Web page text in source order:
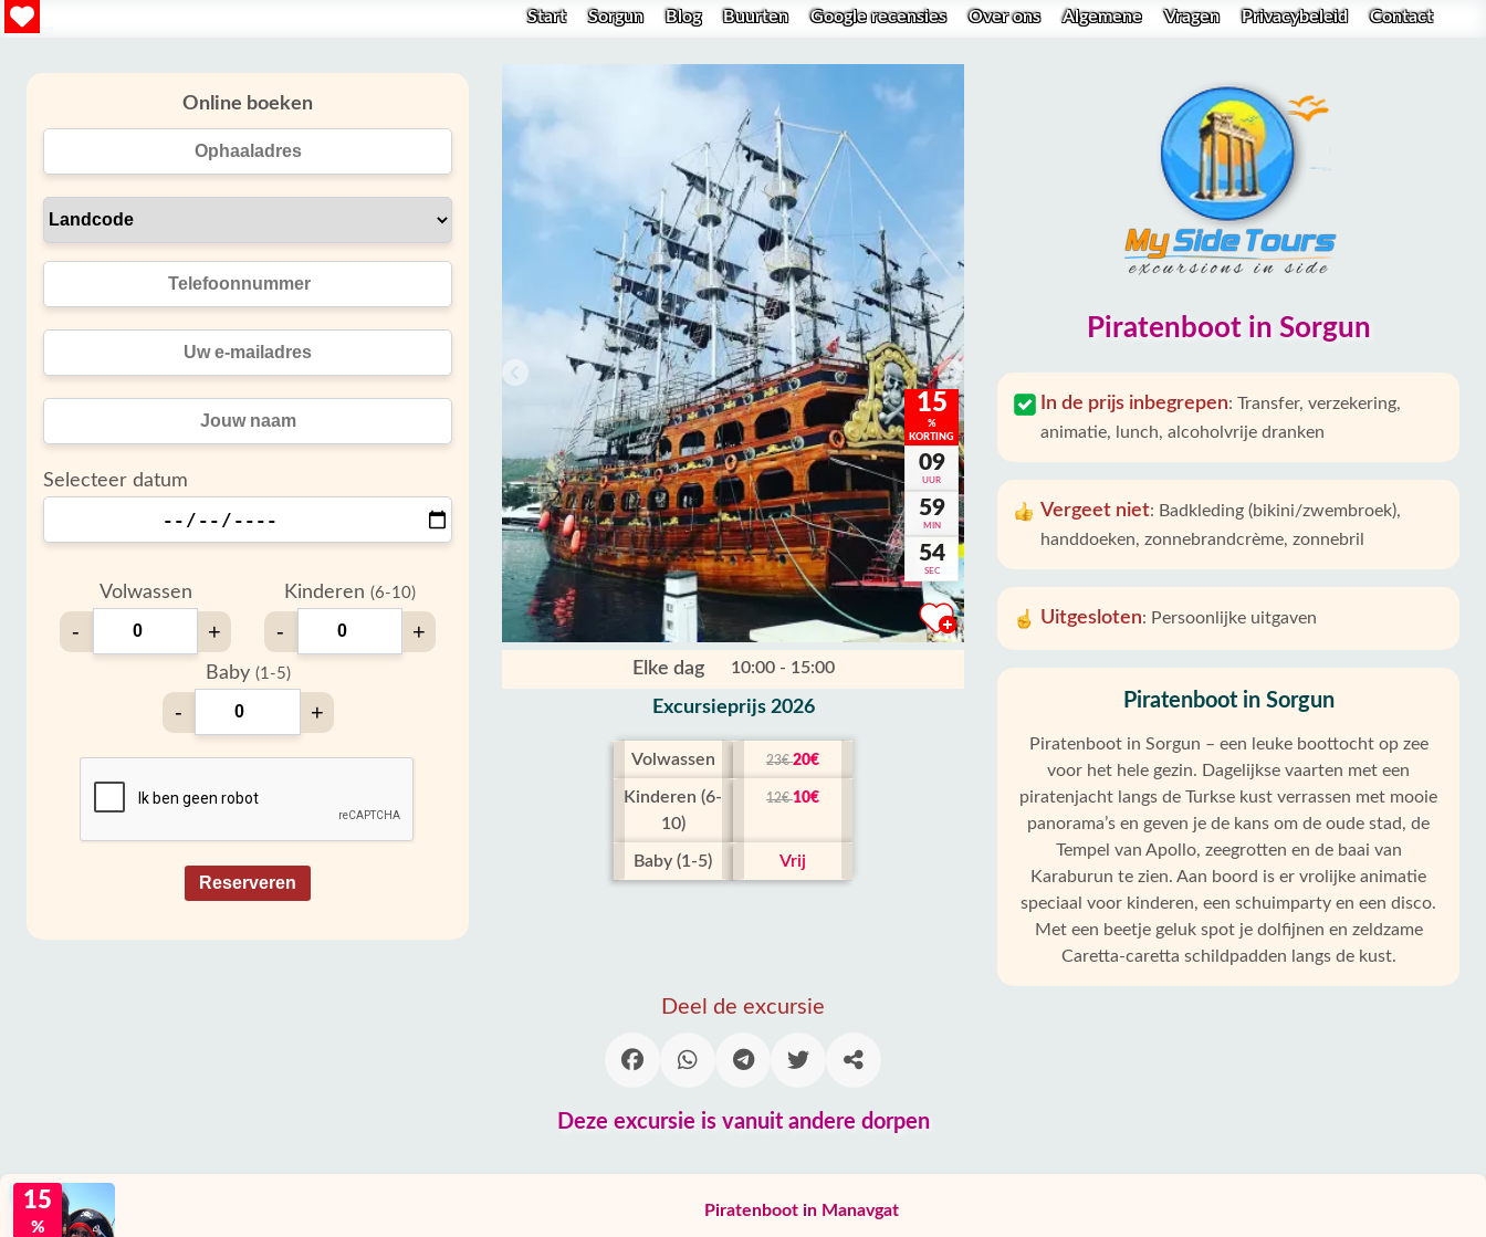
Start Sorgun Blog Buurten Google recensies Over ons Algemene Vragen Privacybeleid Contact
Piratenboot in Sorgun
In de prijs inbegrepen: Transfer, verzekering,
animatie, lunch, alcoholvrije dranken
Vergeet niet: Badkleding (bikini/zwembroek),
handdoeken, zonnebrandcrème, zonnebril
Uitgesloten: Persoonlijke uitgaven
Piratenboot in Sorgun
Piratenboot in Sorgun – een leuke boottocht op zee
voor het hele gezin. Dagelijkse vaarten met een
piratenjacht langs de Turkse kust verrassen met mooie
panorama’s en geven je de kans om de oude stad, de
Tempel van Apollo, zeegrotten en de baai van
Karaburun te zien. Aan boord is er vrolijke animatie
speciaal voor kinderen, een schuimparty en een disco.
Met een beetje geluk spot je dolfijnen en zeldzame
Caretta-caretta schildpadden langs de kust.
15
%
KORTING
09
UUR
59
MIN
53
SEC
Elke dag 10:00 - 15:00
Excursieprijs 2026
Volwassen 23€20€
Kinderen (6-
10)
12€10€
Baby (1-5) Vrij
Online boeken
Selecteer datum
Volwassen
- +
Kinderen (6-10)
- +
Baby (1-5)
- +
Reserveren
Deel de excursie
Deze excursie is vanuit andere dorpen
Piratenboot in Manavgat
15
%